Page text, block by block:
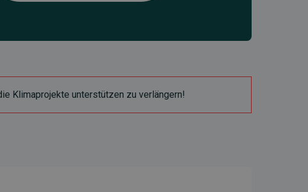
Klimaprojekte unterstützen zu verlängern!